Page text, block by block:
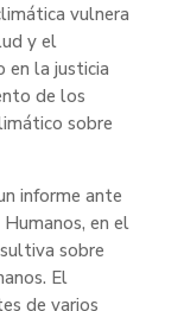
vulnera
y el
en la justicia
de los
sobre
informe ante
en el
sobre
El
de varios